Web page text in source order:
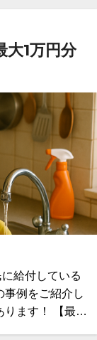
大1万円分
給付している
事例をご紹介し
ります！ 【最…